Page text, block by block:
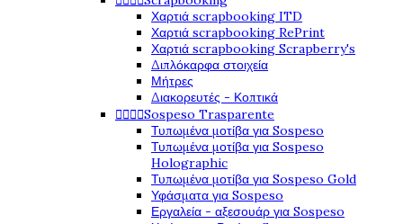
Χαρτιά scrapbooking ITD
Χαρτιά scrapbooking RePrint
Χαρτιά scrapbooking Scrapberry's
Διπλόκαρφα στοιχεία
Μήτρες
Διακορευτές - Κοπτικά
Sospeso Trasparente
Τυπωμένα μοτίβα για Sospeso
Τυπωμένα μοτίβα για Sospeso
Holographic
Τυπωμένα μοτίβα για Sospeso Gold
Υφάσματα για Sospeso
Εργαλεία - αξεσουάρ για Sospeso